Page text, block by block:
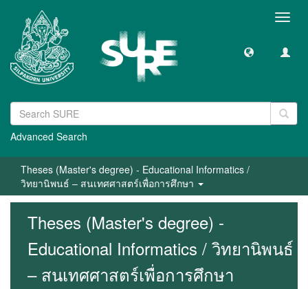
Advanced Search
Theses (Master's degree) - Educational Informatics /
วิทยานิพนธ์ – สนเทศศาสตร์เพื่อการศึกษา
Theses (Master's degree) -
Educational Informatics / วิทยานิพนธ์
– สนเทศศาสตร์เพื่อการศึกษา